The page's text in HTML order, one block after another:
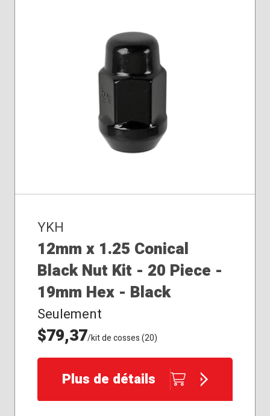
YKH
12mm x 1.25 Conical
Black Nut Kit - 20 Piece -
19mm Hex - Black
Seulement
$79,37/kit de cosses (20)
Plus de détails